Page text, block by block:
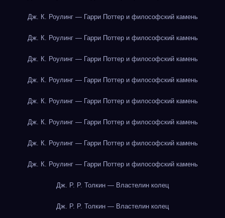
Дж. К. Роулинг — Гарри Поттер и философский камень
Дж. К. Роулинг — Гарри Поттер и философский камень
Дж. К. Роулинг — Гарри Поттер и философский камень
Дж. К. Роулинг — Гарри Поттер и философский камень
Дж. К. Роулинг — Гарри Поттер и философский камень
Дж. К. Роулинг — Гарри Поттер и философский камень
Дж. К. Роулинг — Гарри Поттер и философский камень
Дж. К. Роулинг — Гарри Поттер и философский камень
Дж. Р. Р. Толкин — Властелин колец
Дж. Р. Р. Толкин — Властелин колец